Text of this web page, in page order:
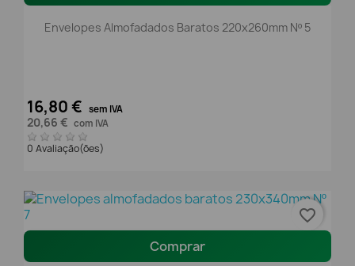
Envelopes Almofadados Baratos 220x260mm Nº 5
16,80 € sem IVA
20,66 € com IVA
0 Avaliação(ões)
Comprar
favorite_border